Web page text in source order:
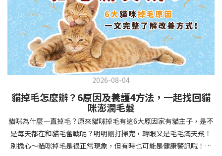
都至關重要，缺一不可。良好的訓練應循序漸進，把握幼犬成長敏
感期，以積極正向的方式引導。遵循這六個步驟，即使是第一次養
狗的新手，也能輕鬆將調皮的小狗訓練成聽話的好夥伴！建立信任
基礎 幼犬訓練的第一步不是教指令，而是建立信任。剛到新家的幼
犬可能感到緊張不安，給予適當空間適應環境很重要。用溫柔的聲
音交談，提供安全舒適的窩，維持規律的餵食和如廁時間，讓幼犬
感到安心。輕輕撫摸、溫柔擁抱，每天安排固定玩耍時間，這些都
任你後，可開始教導基本指令。從簡單的「坐下」開始，再逐步學
習「趴下」、「等待」和「過來」。每次訓練保持在5-10分鐘內，
避免幼犬注意力分散。使用清晰一致的口令和手勢，成功時立即給
予獎勵和讚美。記住，重複是學習的關鍵，每天多次短時間練習效
果最佳。調整日常行為除了基本指令，幼犬還需學習生活禮儀。如
需要就醫！接下來我們一起來看看該怎麼做吧！🐾 貓咪拉肚子怎麼
辦？5步驟判斷貓咪拉肚子是否需要馬上看醫生貓咪拉肚子的因素與
許多原因有關，更換食物、誤食異物或不乾淨的東西、寄生蟲、其
他疾病。 5 步驟判斷貓咪拉肚子原因，要不要看醫生？當貓咪拉肚
子時，不用慌張！透過以下 5 個步驟，就能快速判斷原因，並決定
是否需要帶去獸醫院。📌 貓咪拉肚子判斷步驟1：觀察糞便的狀態：
糞便質地是關鍵！不同形態代表不同的腸胃狀況📌 貓咪拉肚子判斷
步驟2：回想最近的飲食變化：有沒有突然換飼料或罐頭？ 有沒有吃
到新零食或人類食物？ 是否誤食異物？📌 貓咪拉肚子判斷步驟3：
確認環境與生活作息：最近是否搬家、換貓砂、新成員加入？ 天氣
是否有變化？ 飼主是否長時間外出？📌 貓咪拉肚子判斷步驟4：觀
察貓咪的精神與食慾：貓咪精神好嗎？、食慾是否正常？，可先觀
2026-08-04
貓掉毛怎麼辦？6原因及養護4方法，一起找回貓
咪澎潤毛髮
貓咪為什麼一直掉毛？原來貓咪掉毛有這6大原因家有貓主子，是不
是每天都在和貓毛奮戰呢？明明剛打掃完，轉眼又是毛毛滿天飛！
別擔心～貓咪掉毛是很正常現象，但有時也可能是健康警訊哦！以